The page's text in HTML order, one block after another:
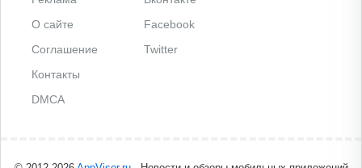
О сайте
Соглашение
Контакты
DMCA
Facebook
Twitter